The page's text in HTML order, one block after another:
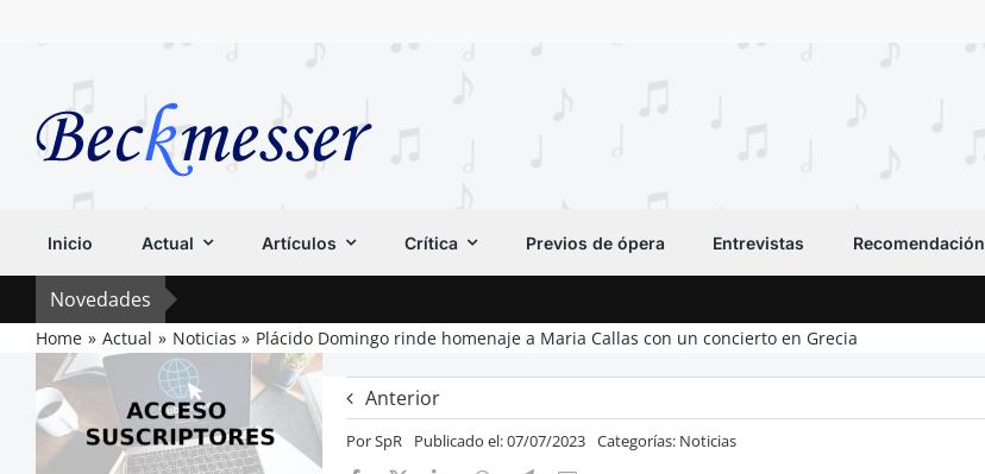
Inicio Actual Artículos Crítica Previos de ópera Entrevistas Recomendación
Novedades
Home Actual Noticias Plácido Domingo rinde homenaje a Maria Callas con un concierto en Grecia
Anterior
PorSpR Publicado el: 07/07/2023 Categorías: Noticias